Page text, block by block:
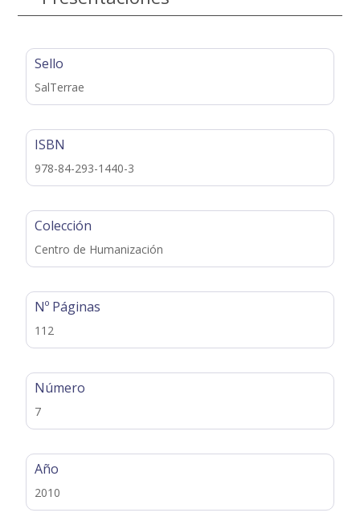
Sello
SalTerrae
ISBN
978-84-293-1440-3
Colección
Centro de Humanización
Nº Páginas
112
Número
7
Año
2010